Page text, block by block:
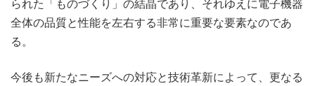
られた「ものづくり」の結晶であり、それゆえに電子機器
全体の品質と性能を左右する非常に重要な要素なのであ
る。
今後も新たなニーズへの対応と技術革新によって、更なる